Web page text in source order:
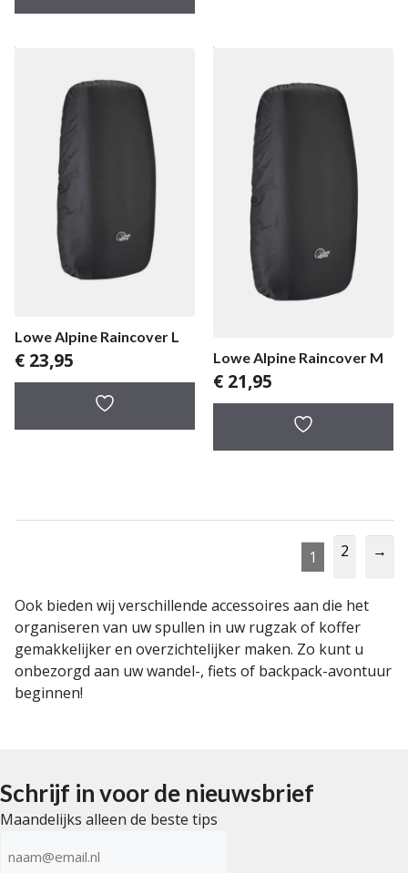
Lowe Alpine Raincover L
€ 23,95 Lowe Alpine Raincover M
€ 21,95
1 2 →
Ook bieden wij verschillende accessoires aan die het
organiseren van uw spullen in uw rugzak of koffer
gemakkelijker en overzichtelijker maken. Zo kunt u
onbezorgd aan uw wandel-, fiets of backpack-avontuur
beginnen!
Schrijf in voor de nieuwsbrief
Maandelijks alleen de beste tips
mailadres